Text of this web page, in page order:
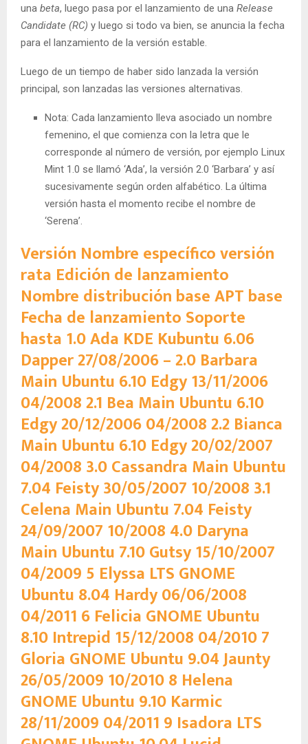
una beta, luego pasa por el lanzamiento de una Release
Candidate (RC) y luego si todo va bien, se anuncia la fecha
para el lanzamiento de la versión estable.
Luego de un tiempo de haber sido lanzada la versión
principal, son lanzadas las versiones alternativas.
Nota: Cada lanzamiento lleva asociado un nombre
femenino, el que comienza con la letra que le
corresponde al número de versión, por ejemplo Linux
Mint 1.0 se llamó ‘Ada’, la versión 2.0 ‘Barbara’ y así
sucesivamente según orden alfabético. La última
versión hasta el momento recibe el nombre de
‘Serena’.
Versión Nombre específico versión
rata Edición de lanzamiento
Nombre distribución base APT base
Fecha de lanzamiento Soporte
hasta 1.0 Ada KDE Kubuntu 6.06
Dapper 27/08/2006 – 2.0 Barbara
Main Ubuntu 6.10 Edgy 13/11/2006
04/2008 2.1 Bea Main Ubuntu 6.10
Edgy 20/12/2006 04/2008 2.2 Bianca
Main Ubuntu 6.10 Edgy 20/02/2007
04/2008 3.0 Cassandra Main Ubuntu
7.04 Feisty 30/05/2007 10/2008 3.1
Celena Main Ubuntu 7.04 Feisty
24/09/2007 10/2008 4.0 Daryna
Main Ubuntu 7.10 Gutsy 15/10/2007
04/2009 5 Elyssa LTS GNOME
Ubuntu 8.04 Hardy 06/06/2008
04/2011 6 Felicia GNOME Ubuntu
8.10 Intrepid 15/12/2008 04/2010 7
Gloria GNOME Ubuntu 9.04 Jaunty
26/05/2009 10/2010 8 Helena
GNOME Ubuntu 9.10 Karmic
28/11/2009 04/2011 9 Isadora LTS